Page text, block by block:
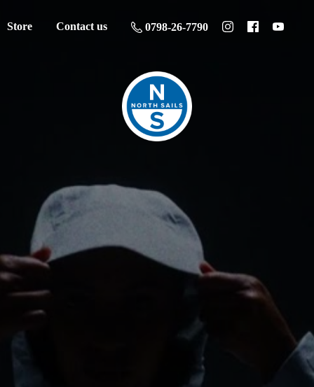
Store Contact us 0798-26-7790